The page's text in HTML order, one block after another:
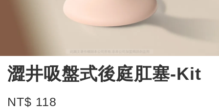
澀井吸盤式後庭肛塞-Kit
NT$ 118